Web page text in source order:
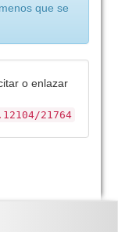
que se
o enlazar
21764